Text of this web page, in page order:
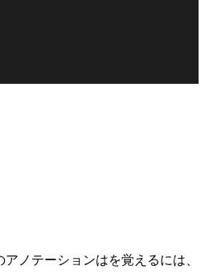
ノテーションはを覚えるには、